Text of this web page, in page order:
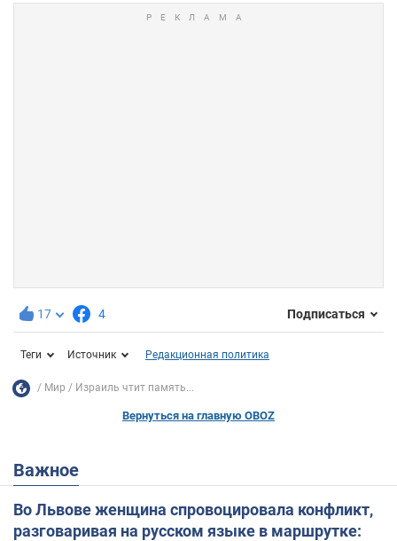
17 4 Подписаться
Теги Источник Редакционная политика
Мир Израиль чтит память...
Вернуться на главную OBOZ
Важное
Во Львове женщина спровоцировала конфликт,
разговаривая на русском языке в маршрутке: